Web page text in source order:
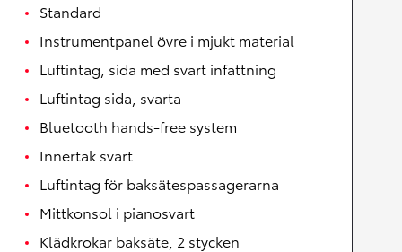
Standard
Instrumentpanel övre i mjukt material
Luftintag, sida med svart infattning
Luftintag sida, svarta
Bluetooth hands-free system
Innertak svart
Luftintag för baksätespassagerarna
Mittkonsol i pianosvart
Klädkrokar baksäte, 2 stycken